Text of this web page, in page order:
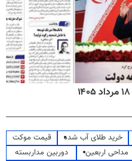
خرید طلای آب شده
قیمت موکت
مداحی اربعین
دوربین مداربسته